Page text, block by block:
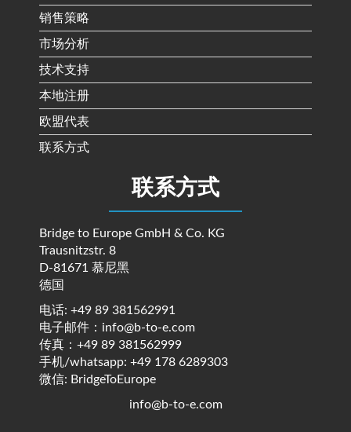
销售策略
市场分析
技术支持
本地注册
欧盟代表
联系方式
联系方式
Bridge to Europe GmbH & Co. KG
Trausnitzstr. 8
D-81671 慕尼黑
德国
电话: +49 89 381562991
电子邮件：info@b-to-e.com
传真：+49 89 381562999
手机/whatsapp: +49 178 6289303
微信: BridgeToEurope
info@b-to-e.com